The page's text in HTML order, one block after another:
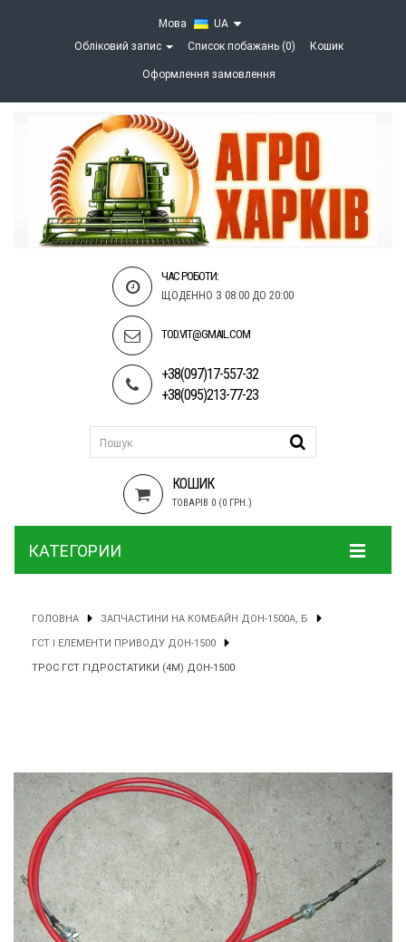
Мова
UA
Обліковий запис
Список побажань (0) Кошик
Оформлення замовлення
ЧАС РОБОТИ:
ЩОДЕННО З 08:00 ДО 20:00
TOD.VIT@GMAIL.COM
+38(097)17-557-32
+38(095)213-77-23
КОШИК
ТОВАРІВ 0 (0 ГРН.)
КАТЕГОРИИ
ГОЛОВНА ЗАПЧАСТИНИ НА КОМБАЙН ДОН-1500А, Б
ГСТ І ЕЛЕМЕНТИ ПРИВОДУ ДОН-1500
ТРОС ГСТ ГІДРОСТАТИКИ (4М) ДОН-1500